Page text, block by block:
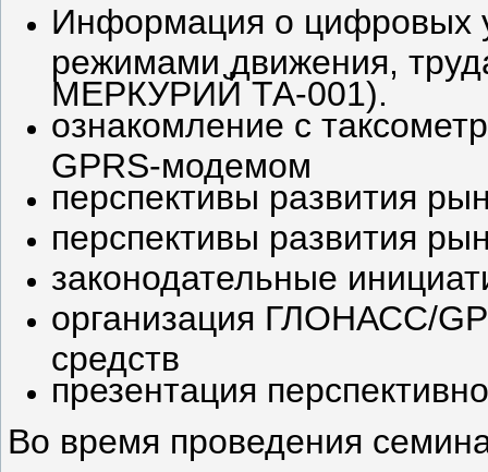
Информация о цифровых
режимами движения,
МЕРКУРИЙ ТА-001).
ознакомление с
GPRS-модемом
перспективы развития
перспективы развития
законодательные
организация ГЛОНАСС/
средств
презентация
Во время проведения